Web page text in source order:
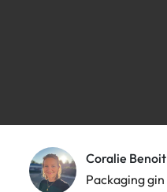
Coralie Benoit
Packaging gin